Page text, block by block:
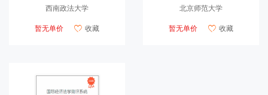
西南政法大学
暂无单价
 收藏
北京师范大学
暂无单价
 收藏